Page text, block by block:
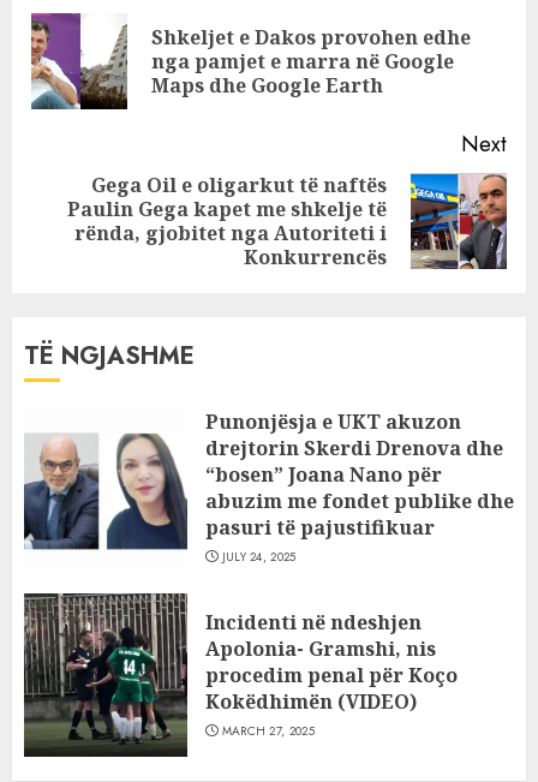
ReadingShkeljet e Dakos provohen edhe
nga pamjet e marra në Google
Maps dhe Google Earth
Next
Next
post:
Gega Oil e oligarkut të naftës
Paulin Gega kapet me shkelje të
rënda, gjobitet nga Autoriteti i
Konkurrencës
TË NGJASHME
Punonjësja e UKT akuzon
drejtorin Skerdi Drenova dhe
“bosen” Joana Nano për
abuzim me fondet publike dhe
pasuri të pajustifikuar
JULY 24, 2025
Incidenti në ndeshjen
Apolonia- Gramshi, nis
procedim penal për Koço
Kokëdhimën (VIDEO)
MARCH 27, 2025